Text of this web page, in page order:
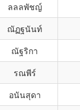
ลลลพัชญ์
ณัฏฐนันท์
ณัฐริกา
รณพีร์
อนันสุดา